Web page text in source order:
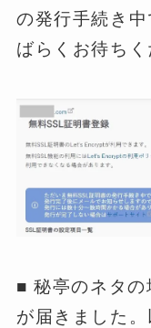
の発行手続き
ばらくお待ちく
■ 秘亭のネタの
が届きました